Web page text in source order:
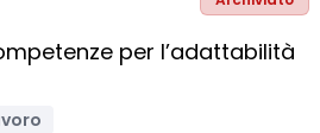
per l’adattabilità